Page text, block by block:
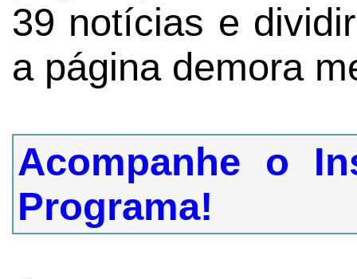
39 notícias e
a página demora
Acompanhe o
Programa!